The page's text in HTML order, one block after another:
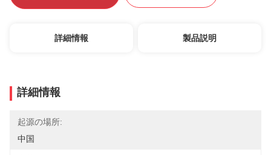
詳細情報 製品説明
詳細情報
起源の場所:
中国